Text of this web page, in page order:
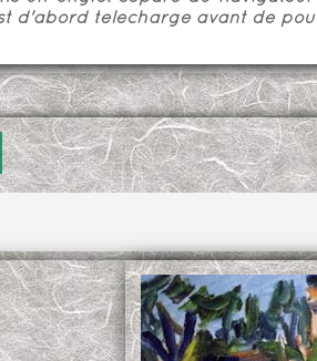
d'abord téléchargé avant de